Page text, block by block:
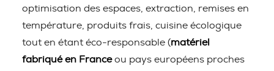
optimisation des espaces, extraction, remises en
température, produits frais, cuisine écologique
tout en étant éco-responsable (matériel
fabriqué en Franceou pays européens proches